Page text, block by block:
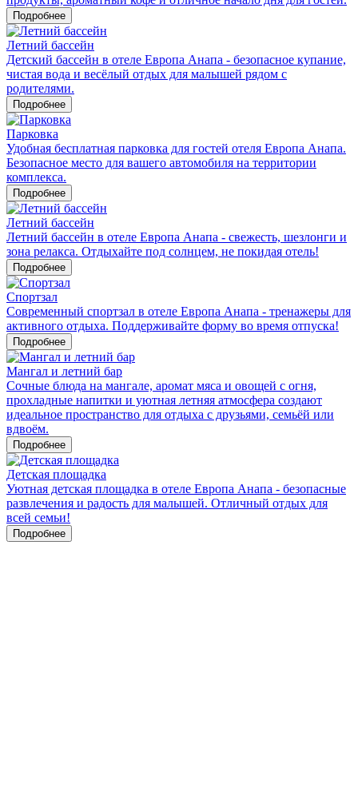
Подробнее
Летний бассейн
Детский бассейн в отеле Европа Анапа - безопасное купание,
чистая вода и весёлый отдых для малышей рядом с
родителями.
Подробнее
Парковка
Удобная бесплатная парковка для гостей отеля Европа Анапа.
Безопасное место для вашего автомобиля на территории
комплекса.
Подробнее
Летний бассейн
Летний бассейн в отеле Европа Анапа - свежесть, шезлонги и
зона релакса. Отдыхайте под солнцем, не покидая отель!
Подробнее
Спортзал
Современный спортзал в отеле Европа Анапа - тренажеры для
активного отдыха. Поддерживайте форму во время отпуска!
Подробнее
Мангал и летний бар
Сочные блюда на мангале, аромат мяса и овощей с огня,
прохладные напитки и уютная летняя атмосфера создают
идеальное пространство для отдыха с друзьями, семьёй или
вдвоём.
Подробнее
Детская площадка
Уютная детская площадка в отеле Европа Анапа - безопасные
развлечения и радость для малышей. Отличный отдых для
всей семьи!
Подробнее